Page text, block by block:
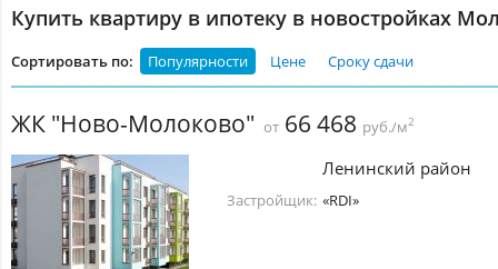
Купить квартиру в ипотеку в новостройках
Сортировать по: Популярности Цене Сроку сдачи
ЖК "Ново-Молоково" от 66 468 руб./м2
Ленинский район
Застройщик: «RDI»